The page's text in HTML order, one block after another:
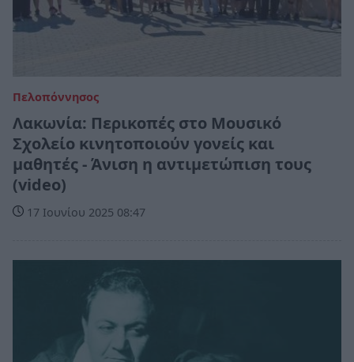
Πελοπόννησος
Λακωνία: Περικοπές στο Μουσικό
Σχολείο κινητοποιούν γονείς και
μαθητές - Άνιση η αντιμετώπιση τους
(video)
17 Ιουνίου 2025 08:47